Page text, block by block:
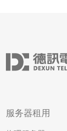
服务器租用